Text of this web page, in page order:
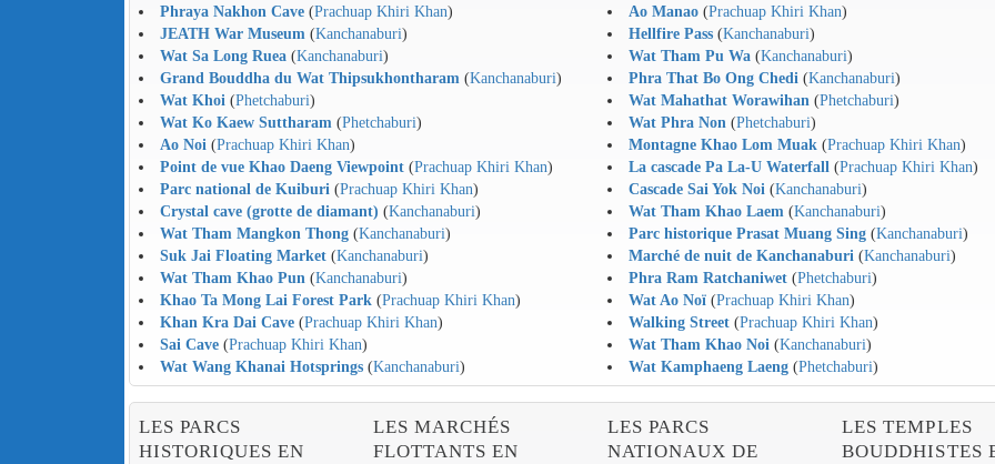
Phraya Nakhon Cave(Prachuap Khiri Khan) Ao Manao (Prachuap Khiri Khan)
JEATH War Museum (Kanchanaburi) Hellfire Pass (Kanchanaburi)
Wat Sa Long Ruea(Kanchanaburi) Wat Tham Pu Wa (Kanchanaburi)
Grand Bouddha du Wat Thipsukhontharam (Kanchanaburi) Phra That Bo Ong Chedi (Kanchanaburi)
Wat Khoi (Phetchaburi) Wat Mahathat Worawihan (Phetchaburi)
Wat Ko Kaew Suttharam (Phetchaburi) Wat Phra Non (Phetchaburi)
Ao Noi (Prachuap Khiri Khan) Montagne Khao Lom Muak (Prachuap Khiri Khan)
Point de vue Khao Daeng Viewpoint(Prachuap Khiri Khan) La cascade Pa La-U Waterfall (Prachuap Khiri Khan)
Parc national de Kuiburi (Prachuap Khiri Khan) Cascade Sai Yok Noi (Kanchanaburi)
Crystal cave (grotte de diamant) (Kanchanaburi) Wat Tham Khao Laem (Kanchanaburi)
Wat Tham Mangkon Thong(Kanchanaburi) Parc historique Prasat Muang Sing (Kanchanaburi)
Suk Jai Floating Market(Kanchanaburi) Marché de nuit de Kanchanaburi (Kanchanaburi)
Wat Tham Khao Pun (Kanchanaburi) Phra Ram Ratchaniwet (Phetchaburi)
Khao Ta Mong Lai Forest Park (Prachuap Khiri Khan) Wat Ao Noï (Prachuap Khiri Khan)
Khan Kra Dai Cave(Prachuap Khiri Khan) Walking Street (Prachuap Khiri Khan)
Sai Cave(Prachuap Khiri Khan) Wat Tham Khao Noi (Kanchanaburi)
Wat Wang Khanai Hotsprings(Kanchanaburi) Wat Kamphaeng Laeng (Phetchaburi)
LES PARCS
HISTORIQUES EN
LES MARCHÉS
FLOTTANTS EN
LES PARCS
NATIONAUX DE
LES TEMPLES
BOUDDHISTES